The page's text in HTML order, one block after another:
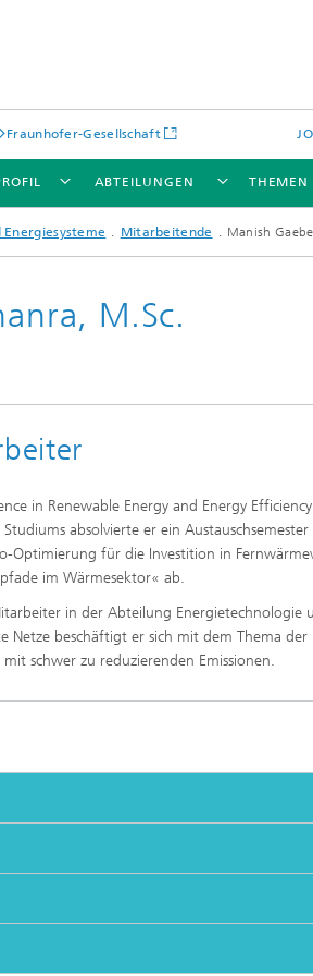
Fraunhofer-Gesellschaft
ABTEILUNGEN THEMEN
Mitarbeitende Manish
M.Sc.
in Renewable Energy and Energy
absolvierte er ein
Optimierung für die Investition in
im Wärmesektor« ab.
in der Abteilung Energietechnologie
Netze beschäftigt er sich mit dem Thema
schwer zu reduzierenden Emissionen.